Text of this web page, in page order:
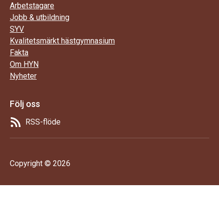
Arbetstagare
Jobb & utbildning
SYV
Kvalitetsmärkt hästgymnasium
Fakta
Om HYN
Nyheter
Följ oss
RSS-flöde
Copyright © 2026